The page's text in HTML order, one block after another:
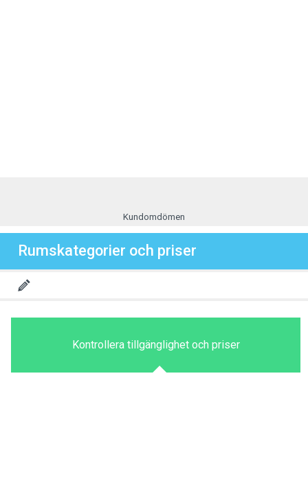
Kundomdömen
Rumskategorier och priser
Kontrollera tillgänglighet och priser